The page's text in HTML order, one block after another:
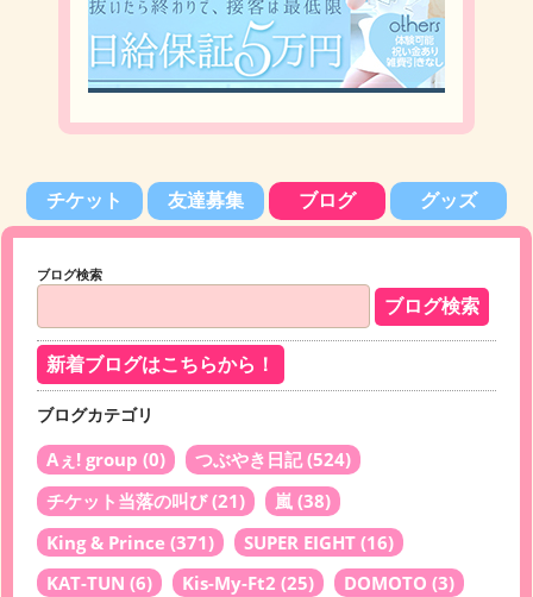
チケット 友達募集 ブログ グッズ
ブログ検索
新着ブログはこちらから！
ブログカテゴリ
Aぇ! group (0) つぶやき日記(524)
チケット当落の叫び(21) 嵐 (38)
King & Prince (371) SUPER EIGHT (16)
KAT-TUN (6) Kis-My-Ft2 (25) DOMOTO (3)